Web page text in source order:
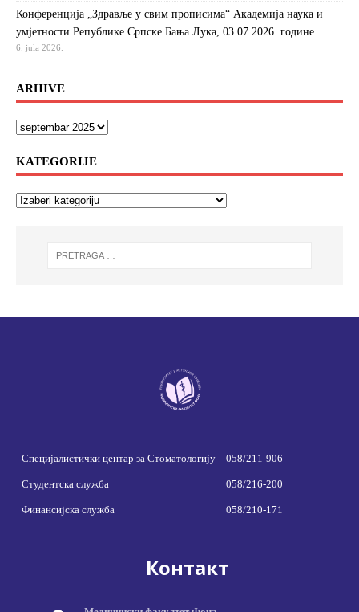
Конференција „Здравље у свим прописима“ Академија наука и
умјетности Републике Српске Бања Лука, 03.07.2026. године
6. jula 2026.
ARHIVE
KATEGORIJE
Специјалистички центар за Стоматологију 058/211-906
Студентска служба 058/216-200
Финансијска служба 058/210-171
Контакт